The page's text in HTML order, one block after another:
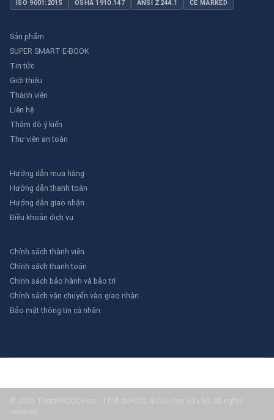
ISO 9001:2015 OSHA 1910.147 ANSI Z244.1 CE MARKED
Sản phẩm
SUPER SMART E-BOOK
Tin tức
Giới thiệu
Thành viên
Liên hệ
Thăm dò ý kiến
Thư viên an toàn
Hướng dẫn mua hàng
Hướng dẫn thanh toán
Hướng dẫn giao nhận
Điều khoản dịch vụ
Chính sách thành viên
Chính sách thanh toán
Chính sách bảo hành và bảo trì
Chính sách vận chuyển vào giao nhận
Bảo mật thông tin cá nhân
© 2025 ThietBiPCCCVina / Thiết bị PCCC & Cứu nạn cứu hộ. All rights
reserved.